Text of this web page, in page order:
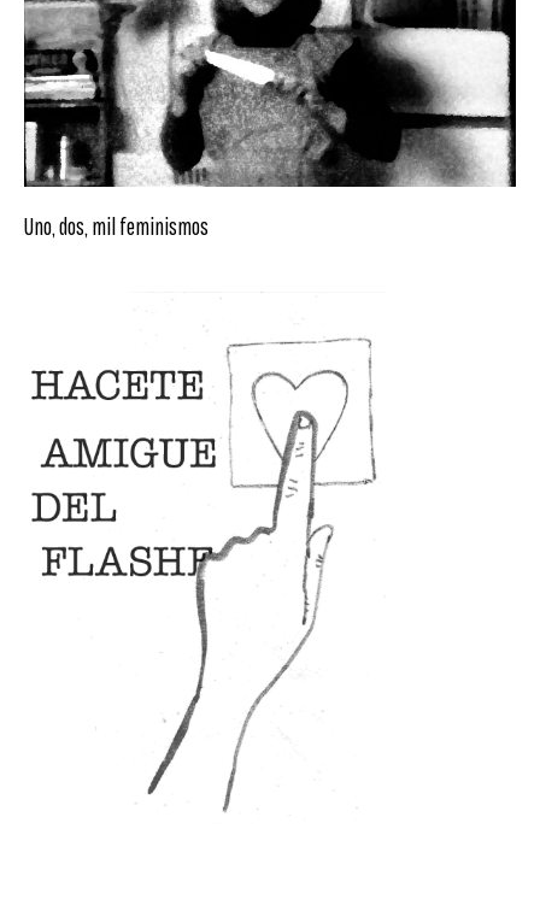
Uno, dos, mil feminismos